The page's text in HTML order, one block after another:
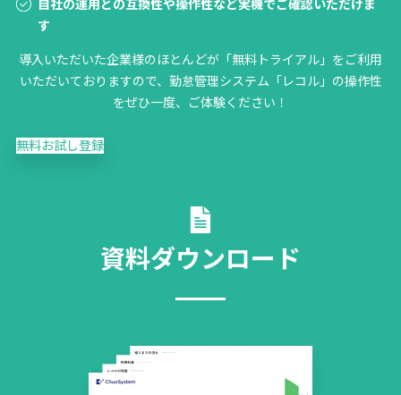
自社の運用との互換性や操作性など実機でご確認いただけま
す
導入いただいた企業様のほとんどが「無料トライアル」をご利用
いただいておりますので、勤怠管理システム「レコル」の操作性
をぜひ一度、ご体験ください！
無料お試し登録
資料ダウンロード